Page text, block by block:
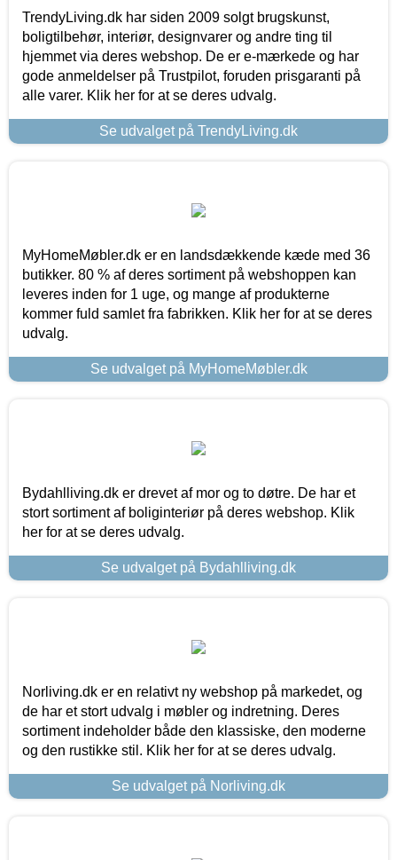
TrendyLiving.dk har siden 2009 solgt brugskunst,
boligtilbehør, interiør, designvarer og andre ting til
hjemmet via deres webshop. De er e-mærkede og har
gode anmeldelser på Trustpilot, foruden prisgaranti på
alle varer. Klik her for at se deres udvalg.
Se udvalget på TrendyLiving.dk
MyHomeMøbler.dk er en landsdækkende kæde med 36
butikker. 80 % af deres sortiment på webshoppen kan
leveres inden for 1 uge, og mange af produkterne
kommer fuld samlet fra fabrikken. Klik her for at se deres
udvalg.
Se udvalget på MyHomeMøbler.dk
Bydahlliving.dk er drevet af mor og to døtre. De har et
stort sortiment af boliginteriør på deres webshop. Klik
her for at se deres udvalg.
Se udvalget på Bydahlliving.dk
Norliving.dk er en relativt ny webshop på markedet, og
de har et stort udvalg i møbler og indretning. Deres
sortiment indeholder både den klassiske, den moderne
og den rustikke stil. Klik her for at se deres udvalg.
Se udvalget på Norliving.dk